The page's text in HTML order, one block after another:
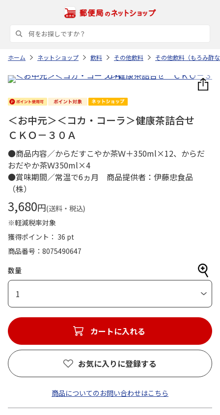
ホーム ネットショップ 飲料 その他飲料 その他飲料（もろみ酢
＜お中元＞＜コカ・コーラ＞健康茶詰合せ
ＣＫＯ－３０Ａ
●商品内容／からだすこやか茶Ｗ＋350ml×12、からだ
おだやか茶Ｗ350ml×4
●賞味期間／常温で6ヵ月 商品提供者：伊藤忠食品
（株）
3,680円(送料・税込)
※軽減税率対象
獲得ポイント： 36 pt
商品番号
8075490647
数量
1
カートに入れる
お気に入りに登録する
商品についてのお問い合わせはこちら